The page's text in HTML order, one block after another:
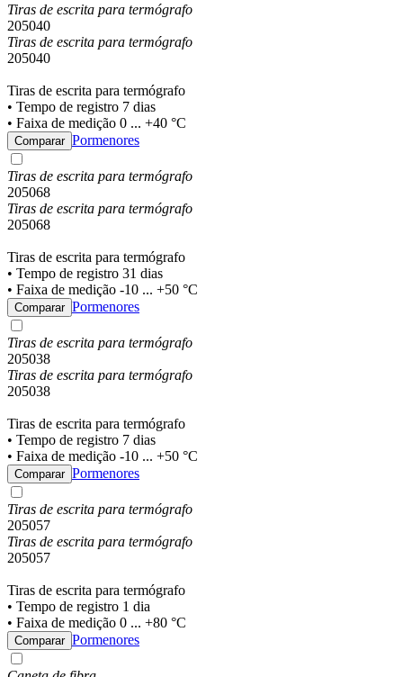
Tiras de escrita para termógrafo
205040
Tiras de escrita para termógrafo
205040
Tiras de escrita para termógrafo
• Tempo de registro 7 dias
• Faixa de medição 0 ... +40 °C
Comparar Pormenores
Tiras de escrita para termógrafo
205068
Tiras de escrita para termógrafo
205068
Tiras de escrita para termógrafo
• Tempo de registro 31 dias
• Faixa de medição -10 ... +50 °C
Comparar Pormenores
Tiras de escrita para termógrafo
205038
Tiras de escrita para termógrafo
205038
Tiras de escrita para termógrafo
• Tempo de registro 7 dias
• Faixa de medição -10 ... +50 °C
Comparar Pormenores
Tiras de escrita para termógrafo
205057
Tiras de escrita para termógrafo
205057
Tiras de escrita para termógrafo
• Tempo de registro 1 dia
• Faixa de medição 0 ... +80 °C
Comparar Pormenores